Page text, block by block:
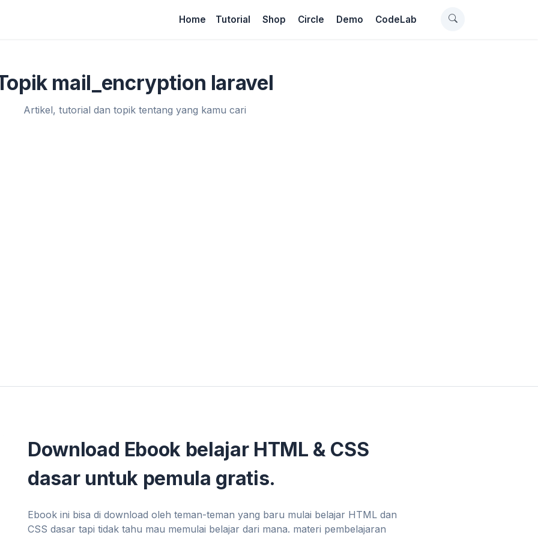
Home Tutorial Shop Circle Demo CodeLab
mail_encryption laravel
Artikel, tutorial dan topik tentang yang kamu cari
Download Ebook belajar HTML & CSS
dasar untuk pemula gratis.
Ebook ini bisa di download oleh teman-teman yang baru mulai belajar HTML dan
CSS dasar tapi tidak tahu mau memulai belajar dari mana. materi pembelajaran